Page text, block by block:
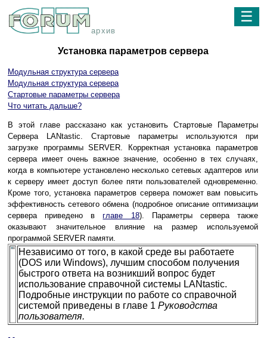
архив
☰
Установка параметров сервера
Модульная структура сервера
Модульная структура сервера
Стартовые параметры сервера
Что читать дальше?
В этой главе рассказано как установить Стартовые Параметры
Сервера LANtastic. Стартовые параметры используются при
загрузке программы SERVER. Корректная установка параметров
сервера имеет очень важное значение, особенно в тех случаях,
когда в компьютере установлено несколько сетевых адаптеров или
к серверу имеет доступ более пяти пользователей одновременно.
Кроме того, установка параметров сервера поможет вам повысить
эффективность сетевого обмена (подробное описание оптимизации
сервера приведено вглаве 18). Параметры сервера также
оказывают значительное влияние на размер используемой
программой SERVER памяти.
Независимо от того, в какой среде вы работаете
(DOS или Windows), лучшим способом получения
быстрого ответа на возникший вопрос будет
использование справочной системы LANtastic.
Подробные инструкции по работе со справочной
системой приведены в главе 1 Руководства
пользователя.